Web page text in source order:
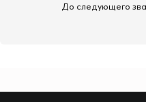
До следующего